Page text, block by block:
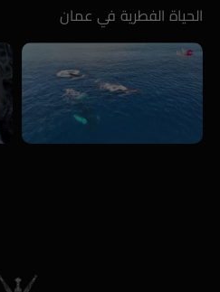
الحياة الفطرية في عمان